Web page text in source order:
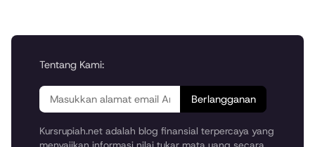
Tentang Kami:
Berlangganan
Kursrupiah.net adalah blog finansial terpercaya yang